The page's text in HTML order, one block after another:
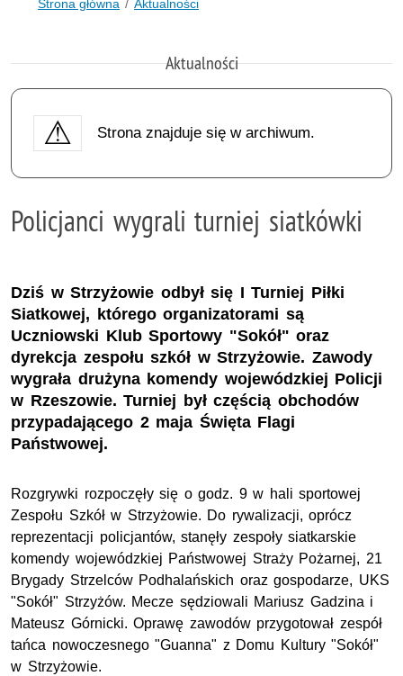
Strona główna Aktualności
Aktualności
Strona znajduje się w archiwum.
Policjanci wygrali turniej siatkówki
Dziś w Strzyżowie odbył się I Turniej Piłki
Siatkowej, którego organizatorami są
Uczniowski Klub Sportowy "Sokół" oraz
dyrekcja zespołu szkół w Strzyżowie. Zawody
wygrała drużyna komendy wojewódzkiej Policji
w Rzeszowie. Turniej był częścią obchodów
przypadającego 2 maja Święta Flagi
Państwowej.
Rozgrywki rozpoczęły się o godz. 9 w hali sportowej
Zespołu Szkół w Strzyżowie. Do rywalizacji, oprócz
reprezentacji policjantów, stanęły zespoły siatkarskie
komendy wojewódzkiej Państwowej Straży Pożarnej, 21
Brygady Strzelców Podhalańskich oraz gospodarze, UKS
"Sokół" Strzyżów. Mecze sędziowali Mariusz Gadzina i
Mateusz Górnicki. Oprawę zawodów przygotował zespół
tańca nowoczesnego "Guanna" z Domu Kultury "Sokół"
w Strzyżowie.